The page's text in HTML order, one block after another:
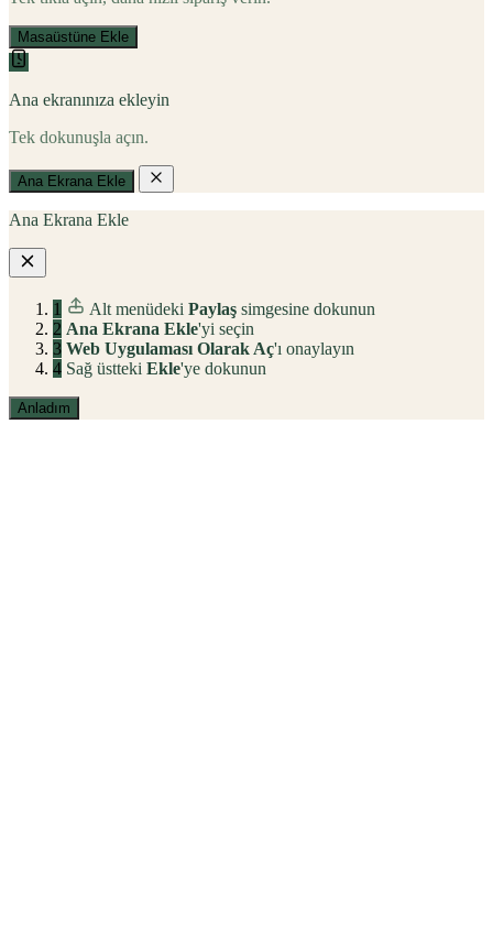
Masaüstüne Ekle
Ana ekranınıza ekleyin
Tek dokunuşla açın.
Ana Ekrana Ekle
Ana Ekrana Ekle
1 Alt menüdeki Paylaş simgesine dokunun
2 Ana Ekrana Ekle'yi seçin
3 Web Uygulaması Olarak Aç'ı onaylayın
4 Sağ üstteki Ekle'ye dokunun
Anladım